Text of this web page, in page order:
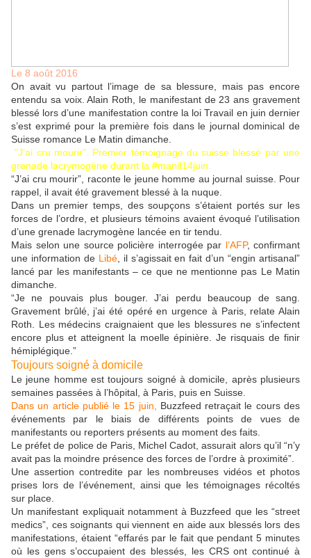
Le 8 août 2016
On avait vu partout l’image de sa blessure, mais pas encore
entendu sa voix. Alain Roth, le manifestant de 23 ans gravement
blessé lors d’une manifestation contre la loi Travail en juin dernier
s’est exprimé pour la première fois dans le journal dominical de
Suisse romance Le Matin dimanche.
"J'ai cru mourir". Premier témoignage du suisse blessé par une
grenade lacrymogène durant la #manif14juin.
“J’ai cru mourir”, raconte le jeune homme au journal suisse. Pour
rappel, il avait été gravement blessé à la nuque.
Dans un premier temps, des soupçons s’étaient portés sur les
forces de l’ordre, et plusieurs témoins avaient évoqué l’utilisation
d’une grenade lacrymogène lancée en tir tendu.
Mais selon une source policière interrogée par l’AFP, confirmant
une information de Libé, il s’agissait en fait d’un “engin artisanal”
lancé par les manifestants – ce que ne mentionne pas Le Matin
dimanche.
“Je ne pouvais plus bouger. J’ai perdu beaucoup de sang.
Gravement brûlé, j’ai été opéré en urgence à Paris, relate Alain
Roth. Les médecins craignaient que les blessures ne s’infectent
encore plus et atteignent la moelle épinière. Je risquais de finir
hémiplégique.”
Toujours soigné à domicile
Le jeune homme est toujours soigné à domicile, après plusieurs
semaines passées à l’hôpital, à Paris, puis en Suisse.
Dans un article publié le 15 juin,
Buzzfeed retraçait le cours des
événements par le biais de différents points de vues de
manifestants ou reporters présents au moment des faits.
Le préfet de police de Paris, Michel Cadot, assurait alors qu’il “n’y
avait pas la moindre présence des forces de l’ordre à proximité”.
Une assertion contredite par les nombreuses vidéos et photos
prises lors de l’événement, ainsi que les témoignages récoltés
sur place.
Un manifestant expliquait notamment à Buzzfeed que les “street
medics”, ces soignants qui viennent en aide aux blessés lors des
manifestations, étaient “effarés par le fait que pendant 5 minutes
où les gens s’occupaient des blessés, les CRS ont continué à